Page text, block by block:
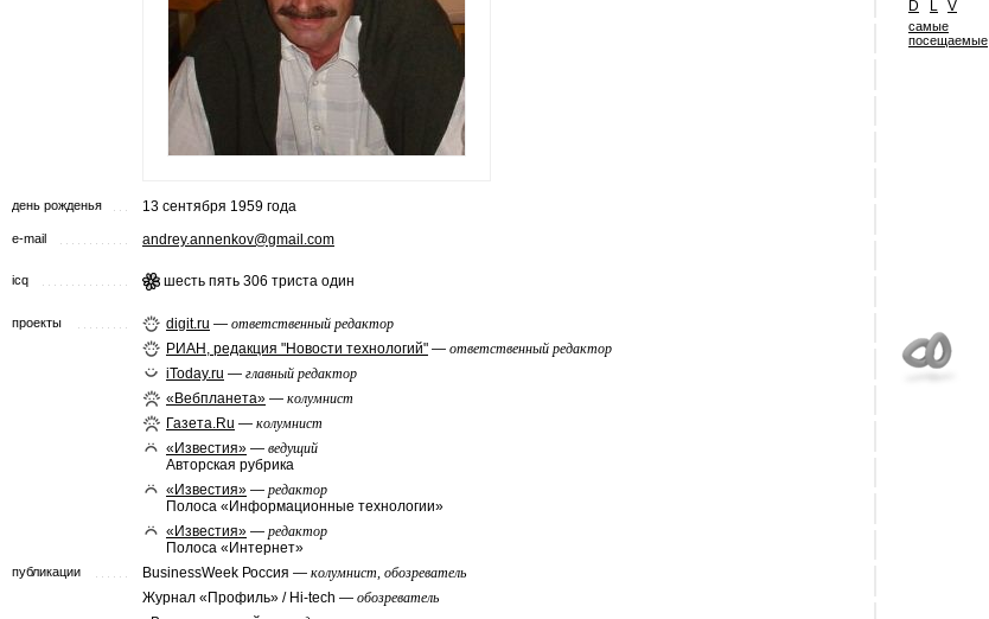
день рожденья 13 сентября 1959 года
e-mail andrey.annenkov@gmail.com
icq шесть пять 306 триста один
проекты digit.ru — ответственный редактор
РИАН, редакция "Новости технологий" — ответственный редактор
iToday.ru — главный редактор
«Вебпланета» — колумнист
Газета.Ru — колумнист
«Известия» — ведущий
Авторская рубрика
«Известия» — редактор
Полоса «Информационные технологии»
«Известия» — редактор
Полоса «Интернет»
публикации BusinessWeek Россия — колумнист, обозреватель
Журнал «Профиль» / Hi-tech — обозреватель
D
L V
самые
посещаемые